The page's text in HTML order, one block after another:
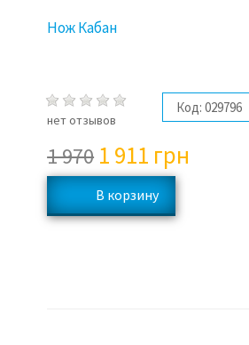
Нож Кабан
нет отзывов
Код: 029796
1 970 1 911 грн